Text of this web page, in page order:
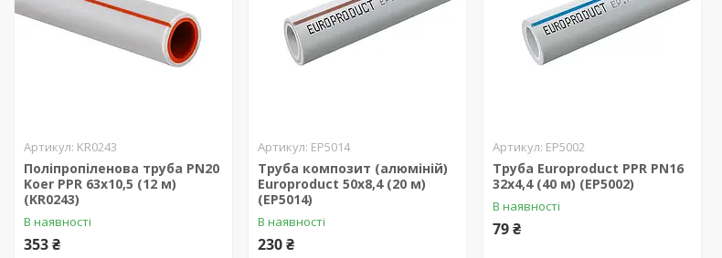
KR0243
Поліпропіленова труба PN20
Koer PPR 63x10,5 (12 м)
(KR0243)
В наявності
353 ₴
EP5014
Труба композит (алюміній)
Europroduct 50x8,4 (20 м)
(EP5014)
В наявності
230 ₴
EP5002
Труба Europroduct PPR PN16
32x4,4 (40 м) (EP5002)
В наявності
79 ₴